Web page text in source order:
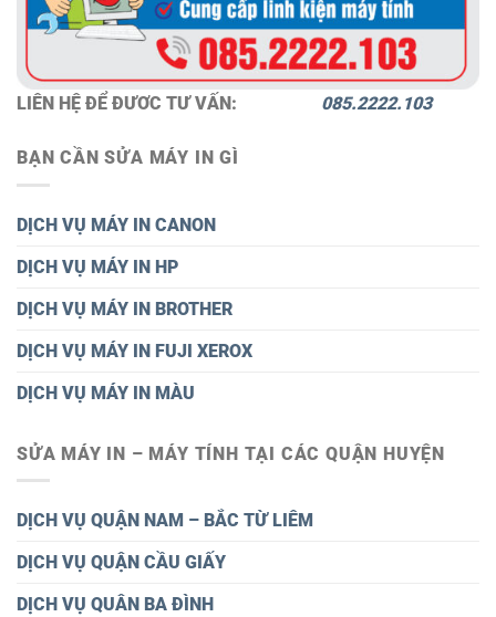
LIÊN HỆ ĐỂ ĐƯƠC TƯ VẤN: 085.2222.103
BẠN CẦN SỬA MÁY IN GÌ
DỊCH VỤ MÁY IN CANON
DỊCH VỤ MÁY IN HP
DỊCH VỤ MÁY IN BROTHER
DỊCH VỤ MÁY IN FUJI XEROX
DỊCH VỤ MÁY IN MÀU
SỬA MÁY IN – MÁY TÍNH TẠI CÁC QUẬN HUYỆN
DỊCH VỤ QUẬN NAM – BẮC TỪ LIÊM
DỊCH VỤ QUẬN CẦU GIẤY
DỊCH VỤ QUÂN BA ĐÌNH